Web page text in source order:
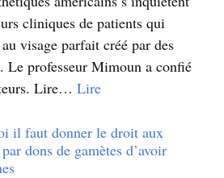
cliniques de patients qui
visage parfait créé par des
Le professeur Mimoun a confié
Lire… Lire
il faut donner le droit aux
dons de gamètes d’avoir